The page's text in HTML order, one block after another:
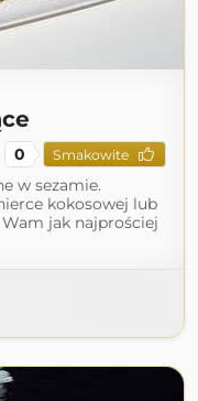
0 Smakowite
w sezamie.
kokosowej lub
jak najprościej